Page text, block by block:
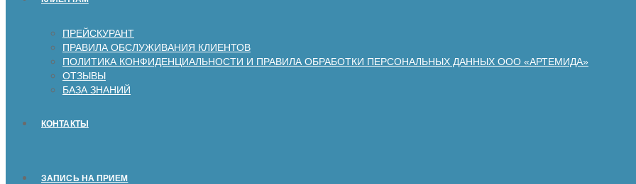
ПРЕЙСКУРАНТ
ПРАВИЛА ОБСЛУЖИВАНИЯ КЛИЕНТОВ
ПОЛИТИКА КОНФИДЕНЦИАЛЬНОСТИ И ПРАВИЛА ОБРАБОТКИ ПЕРСОНАЛЬНЫХ ДАННЫХ ООО «АРТЕМИДА»
ОТЗЫВЫ
БАЗА ЗНАНИЙ
КОНТАКТЫ
ЗАПИСЬ НА ПРИЕМ